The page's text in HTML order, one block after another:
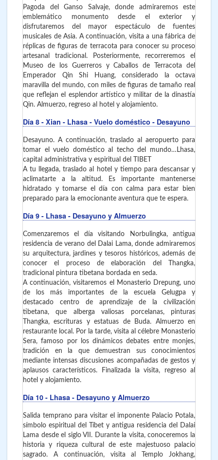
Pagoda del Ganso Salvaje, donde admiraremos este
emblemático monumento desde el exterior y
disfrutaremos del mayor espectáculo de fuentes
musicales de Asia. A continuación, visita a una fábrica de
réplicas de figuras de terracota para conocer su proceso
artesanal tradicional. Posteriormente, recorreremos el
Museo de los Guerreros y Caballos de Terracota del
Emperador Qin Shi Huang, considerado la octava
maravilla del mundo, con miles de figuras de tamaño real
que reflejan el esplendor artístico y militar de la dinastía
Qin. Almuerzo, regreso al hotel y alojamiento.
Día 8 - Xian - Lhasa - Vuelo doméstico - Desayuno
Desayuno. A continuación, traslado al aeropuerto para
tomar el vuelo doméstico al techo del mundo…Lhasa,
capital administrativa y espiritual del TIBET
A tu llegada, traslado al hotel y tiempo para descansar y
aclimatarte a la altitud. Es importante mantenerse
hidratado y tomarse el día con calma para estar bien
preparado para la emocionante aventura que te espera.
Día 9 - Lhasa - Desayuno y Almuerzo
Comenzaremos el día visitando Norbulingka, antigua
residencia de verano del Dalai Lama, donde admiraremos
su arquitectura, jardines y tesoros históricos, además de
conocer el proceso de elaboración del Thangka,
tradicional pintura tibetana bordada en seda.
A continuación, visitaremos el Monasterio Drepung, uno
de los más importantes de la escuela Gelugpa y
destacado centro de aprendizaje de la civilización
tibetana, que alberga valiosas porcelanas, pinturas
Thangka, escrituras y estatuas de Buda. Almuerzo en
restaurante local. Por la tarde, visita al célebre Monasterio
Sera, famoso por los dinámicos debates entre monjes,
tradición en la que demuestran sus conocimientos
mediante intensas discusiones acompañadas de gestos y
aplausos característicos. Finalizada la visita, regreso al
hotel y alojamiento.
Día 10 - Lhasa - Desayuno y Almuerzo
Salida temprano para visitar el imponente Palacio Potala,
símbolo espiritual del Tíbet y antigua residencia del Dalai
Lama desde el siglo VII. Durante la visita, conoceremos la
historia y riqueza cultural de este majestuoso palacio
sagrado. A continuación, visita al Templo Jokhang,